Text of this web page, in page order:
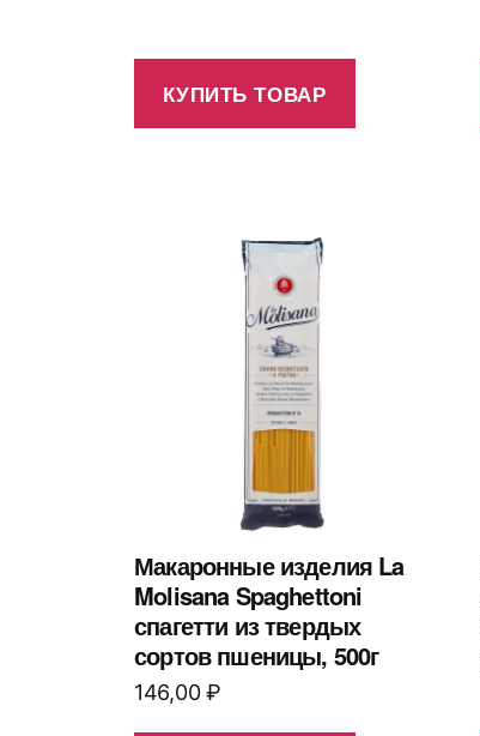
КУПИТЬ ТОВАР
Макаронные изделия La
Molisana Spaghettoni
спагетти из твердых
сортов пшеницы, 500г
146,00₽